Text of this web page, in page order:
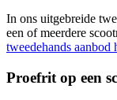
In ons uitgebreide
een of meerdere
tweedehands aanbod
Proefrit op een